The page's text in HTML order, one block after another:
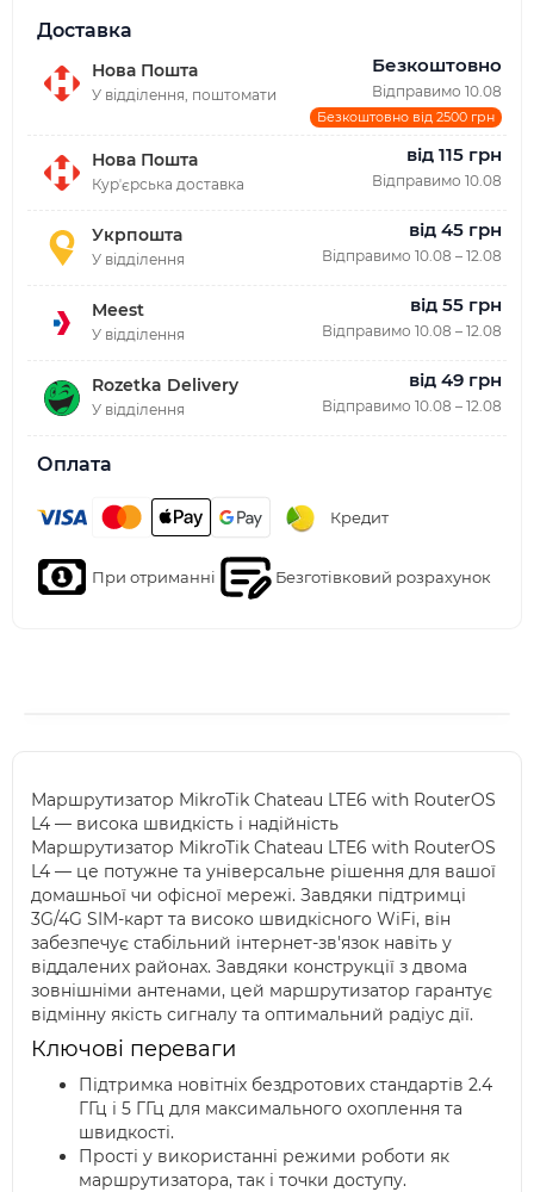
Доставка
Нова Пошта
У відділення, поштомати
Безкоштовно
Відправимо 10.08
Безкоштовно від 2500 грн
Нова Пошта
Курʼєрська доставка
від 115 грн
Відправимо 10.08
Укрпошта
У відділення
від 45 грн
Відправимо 10.08 – 12.08
Meest
У відділення
від 55 грн
Відправимо 10.08 – 12.08
Rozetka Delivery
У відділення
від 49 грн
Відправимо 10.08 – 12.08
Оплата
Кредит
При отриманні Безготівковий розрахунок
Маршрутизатор MikroTik Chateau LTE6 with RouterOS
L4 — висока швидкість і надійність
Маршрутизатор MikroTik Chateau LTE6 with RouterOS
L4 — це потужне та універсальне рішення для вашої
домашньої чи офісної мережі. Завдяки підтримці
3G/4G SIM-карт та високо швидкісного WiFi, він
забезпечує стабільний інтернет-зв'язок навіть у
віддалених районах. Завдяки конструкції з двома
зовнішніми антенами, цей маршрутизатор гарантує
відмінну якість сигналу та оптимальний радіус дії.
Ключові переваги
Підтримка новітніх бездротових стандартів 2.4
ГГц і 5 ГГц для максимального охоплення та
швидкості.
Прості у використанні режими роботи як
маршрутизатора, так і точки доступу.